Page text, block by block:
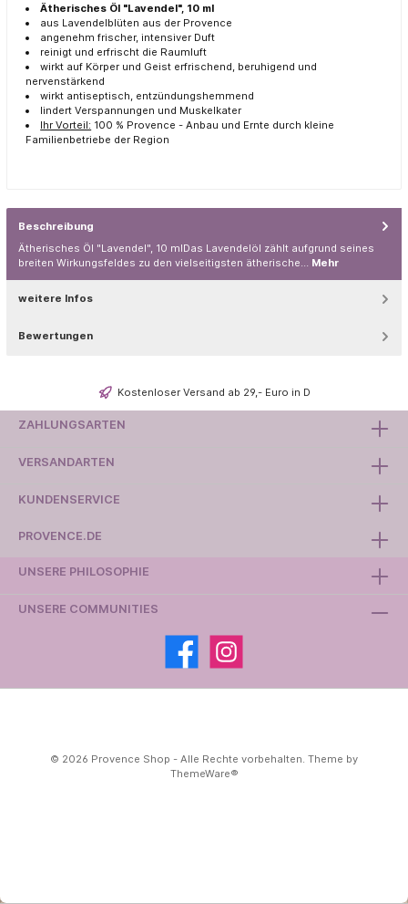
Ätherisches Öl "Lavendel", 10 ml
aus Lavendelblüten aus der Provence
angenehm frischer, intensiver Duft
reinigt und erfrischt die Raumluft
wirkt auf Körper und Geist erfrischend, beruhigend und
nervenstärkend
wirkt antiseptisch, entzündungshemmend
lindert Verspannungen und Muskelkater
Ihr Vorteil: 100 % Provence - Anbau und Ernte durch kleine
Familienbetriebe der Region
Beschreibung
Ätherisches Öl "Lavendel", 10 mlDas Lavendelöl zählt aufgrund seines
breiten Wirkungsfeldes zu den vielseitigsten ätherische… Mehr
weitere Infos
Bewertungen
Kostenloser Versand ab 29,- Euro in D
KUNDENSERVICE
PROVENCE.DE
ZAHLUNGSARTEN
VERSANDARTEN
UNSERE PHILOSOPHIE
UNSERE COMMUNITIES
© 2026 Provence Shop - Alle Rechte vorbehalten. Theme by
ThemeWare®